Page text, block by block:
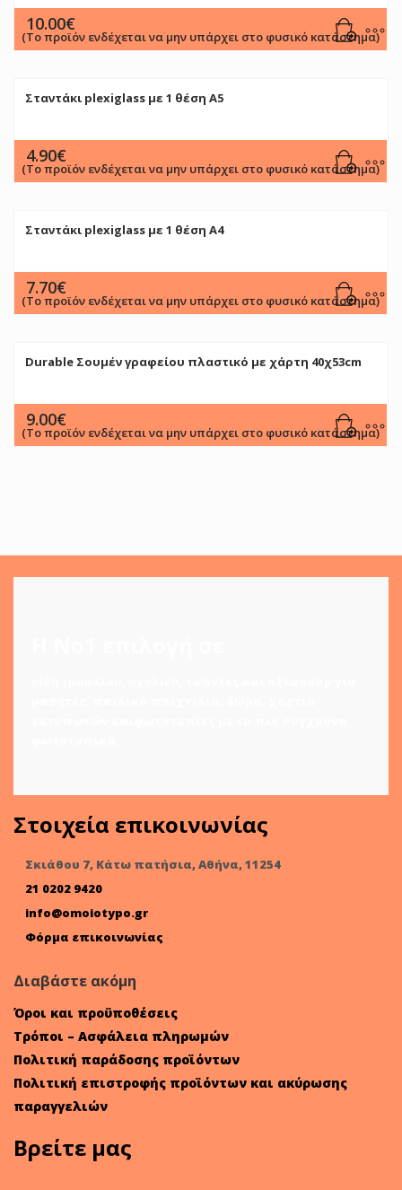
10.00€
(Το προϊόν ενδέχεται να μην υπάρχει στο φυσικό κατάστημα)
Σταντάκι plexiglass με 1 θέση Α5
4.90€
(Το προϊόν ενδέχεται να μην υπάρχει στο φυσικό κατάστημα)
Σταντάκι plexiglass με 1 θέση Α4
7.70€
(Το προϊόν ενδέχεται να μην υπάρχει στο φυσικό κατάστημα)
Durable Σουμέν γραφείου πλαστικό με χάρτη 40χ53cm
9.00€
(Το προϊόν ενδέχεται να μην υπάρχει στο φυσικό κατάστημα)
Στοιχεία επικοινωνίας
Σκιάθου 7, Κάτω πατήσια, Αθήνα, 11254
21 0202 9420
info@omoiotypo.gr
Φόρμα επικοινωνίας
Διαβάστε ακόμη
Όροι και προϋποθέσεις
Τρόποι – Ασφάλεια πληρωμών
Πολιτική παράδοσης προϊόντων
Πολιτική επιστροφής προϊόντων και ακύρωσης
παραγγελιών
Βρείτε μας